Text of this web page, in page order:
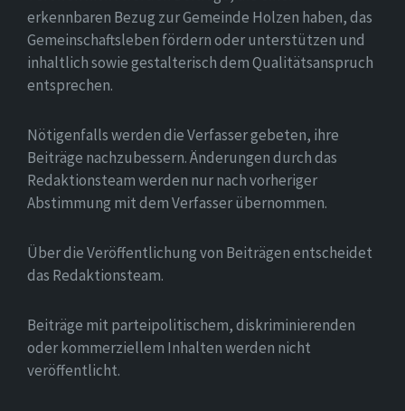
erkennbaren Bezug zur Gemeinde Holzen haben, das
Gemeinschaftsleben fördern oder unterstützen und
inhaltlich sowie gestalterisch dem Qualitätsanspruch
entsprechen.
Nötigenfalls werden die Verfasser gebeten, ihre
Beiträge nachzubessern. Änderungen durch das
Redaktionsteam werden nur nach vorheriger
Abstimmung mit dem Verfasser übernommen.
Über die Veröffentlichung von Beiträgen entscheidet
das Redaktionsteam.
Beiträge mit parteipolitischem, diskriminierenden
oder kommerziellem Inhalten werden nicht
veröffentlicht.